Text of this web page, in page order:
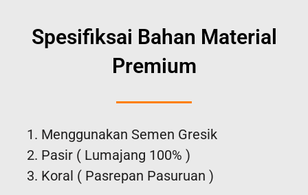
Spesifiksai Bahan Material
Premium
Menggunakan Semen Gresik
Pasir ( Lumajang 100% )
Koral ( Pasrepan Pasuruan )